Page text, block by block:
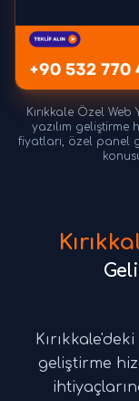
Kırıkkale Özel
yazılım geliştirme
fiyatları, özel panel
geliştirme